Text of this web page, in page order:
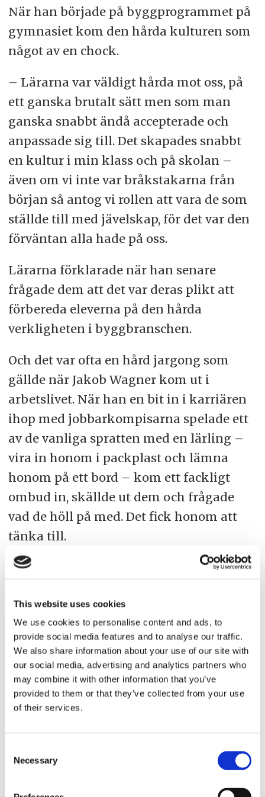
This website uses cookies
We use cookies to personalise content and ads, to
provide social media features and to analyse our traffic.
We also share information about your use of our site with
our social media, advertising and analytics partners who
may combine it with other information that you’ve
provided to them or that they’ve collected from your use
of their services.
Selection
Necessary
När han började på byggprogrammet på
gymnasiet kom den hårda kulturen som
något av en chock.
– Lärarna var väldigt hårda mot oss, på
ett ganska brutalt sätt men som man
ganska snabbt ändå accepterade och
anpassade sig till. Det skapades snabbt
en kultur i min klass och på skolan –
även om vi inte var bråkstakarna från
början så antog vi rollen att vara de som
ställde till med jävelskap, för det var den
förväntan alla hade på oss.
Lärarna förklarade när han senare
frågade dem att det var deras plikt att
förbereda eleverna på den hårda
verkligheten i byggbranschen.
Och det var ofta en hård jargong som
gällde när Jakob Wagner kom ut i
arbetslivet. När han en bit in i karriären
ihop med jobbarkompisarna spelade ett
av de vanliga spratten med en lärling –
vira in honom i packplast och lämna
honom på ett bord – kom ett fackligt
ombud in, skällde ut dem och frågade
vad de höll på med. Det fick honom att
tänka till.
– Vi tyckte att vi skojade med varandra
min första väckarklocka om att jag hade
blivit en av de där som jag när jag
började i branschen tyckte var svin. Vad
har hänt med mig?